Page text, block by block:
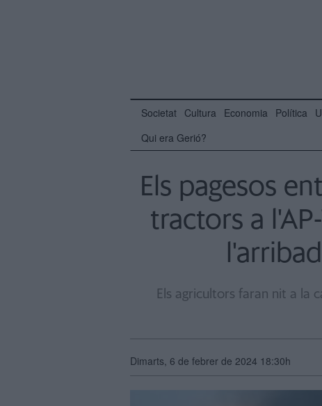
Societat Cultura Economia Política
Qui era Gerió?
Els pagesos
tractors a
Els agricultors faran nit a la
Dimarts, 6 de febrer de 2024 18:30h